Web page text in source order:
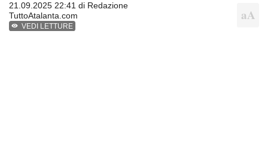
21.09.2025 22:41 di Redazione
TuttoAtalanta.com
VEDI LETTURE